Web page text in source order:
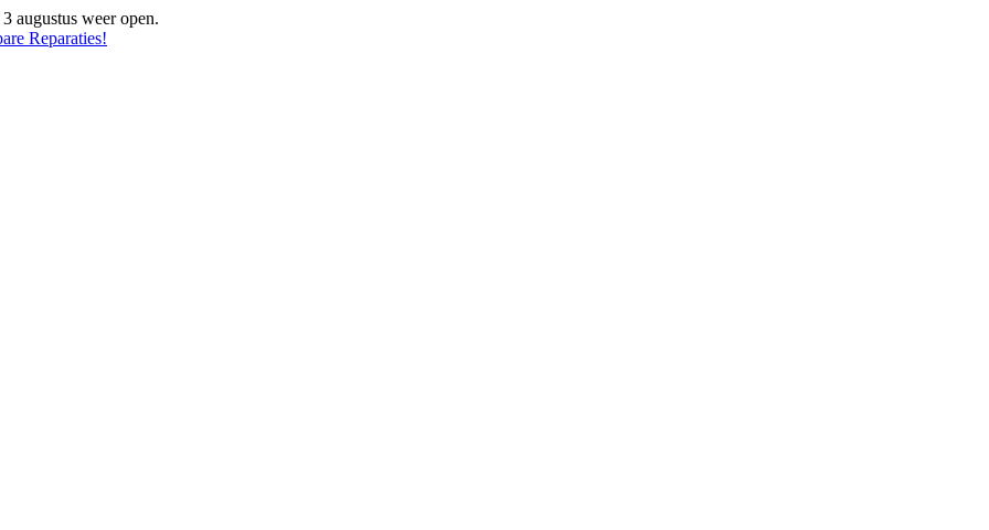
augustus weer open.